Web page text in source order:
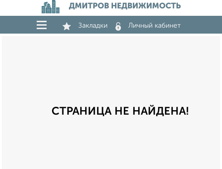
ДМИТРОВ НЕДВИЖИМОСТЬ
Закладки Личный кабинет
СТРАНИЦА НЕ НАЙДЕНА!